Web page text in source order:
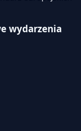
wydarzenia